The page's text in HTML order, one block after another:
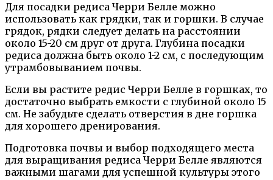
Для посадки редиса Черри Белле можно
использовать как грядки, так и горшки. В случае
грядок, рядки следует делать на расстоянии
около 15-20 см друг от друга. Глубина посадки
редиса должна быть около 1-2 см, с последующим
утрамбовыванием почвы.
Если вы растите редис Черри Белле в горшках, то
достаточно выбрать емкости с глубиной около 15
см. Не забудьте сделать отверстия в дне горшка
для хорошего дренирования.
Подготовка почвы и выбор подходящего места
для выращивания редиса Черри Белле являются
важными шагами для успешной культуры этого